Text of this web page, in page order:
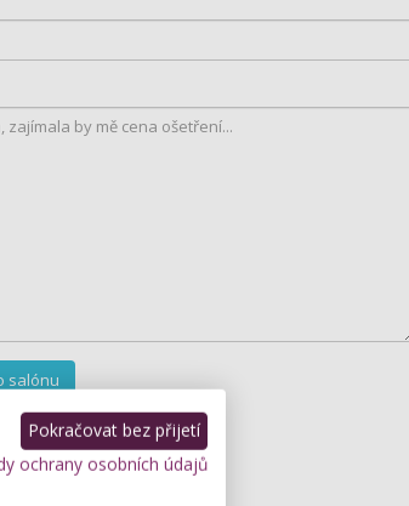
Pokračovat bez přijetí
ochrany osobních údajů